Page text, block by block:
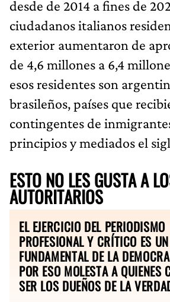
desde de 2014 a fines de
ciudadanos italianos
exterior aumentaron de
de 4,6 millones a 6,4
esos residentes son
brasileños, países que
contingentes de
principios y mediados el
ESTO NO LES GUSTA A
AUTORITARIOS
EL EJERCICIO DEL PERIODISMO
PROFESIONAL Y CRÍTICO ES
FUNDAMENTAL DE LA
POR ESO MOLESTA A QUIENES
SER LOS DUEÑOS DE LA